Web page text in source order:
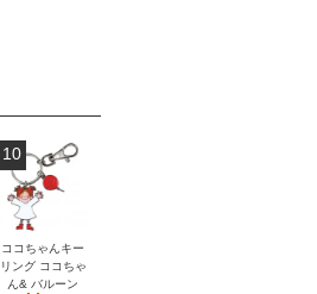
10
ココちゃんキー
リング ココちゃ
ん& バルーン